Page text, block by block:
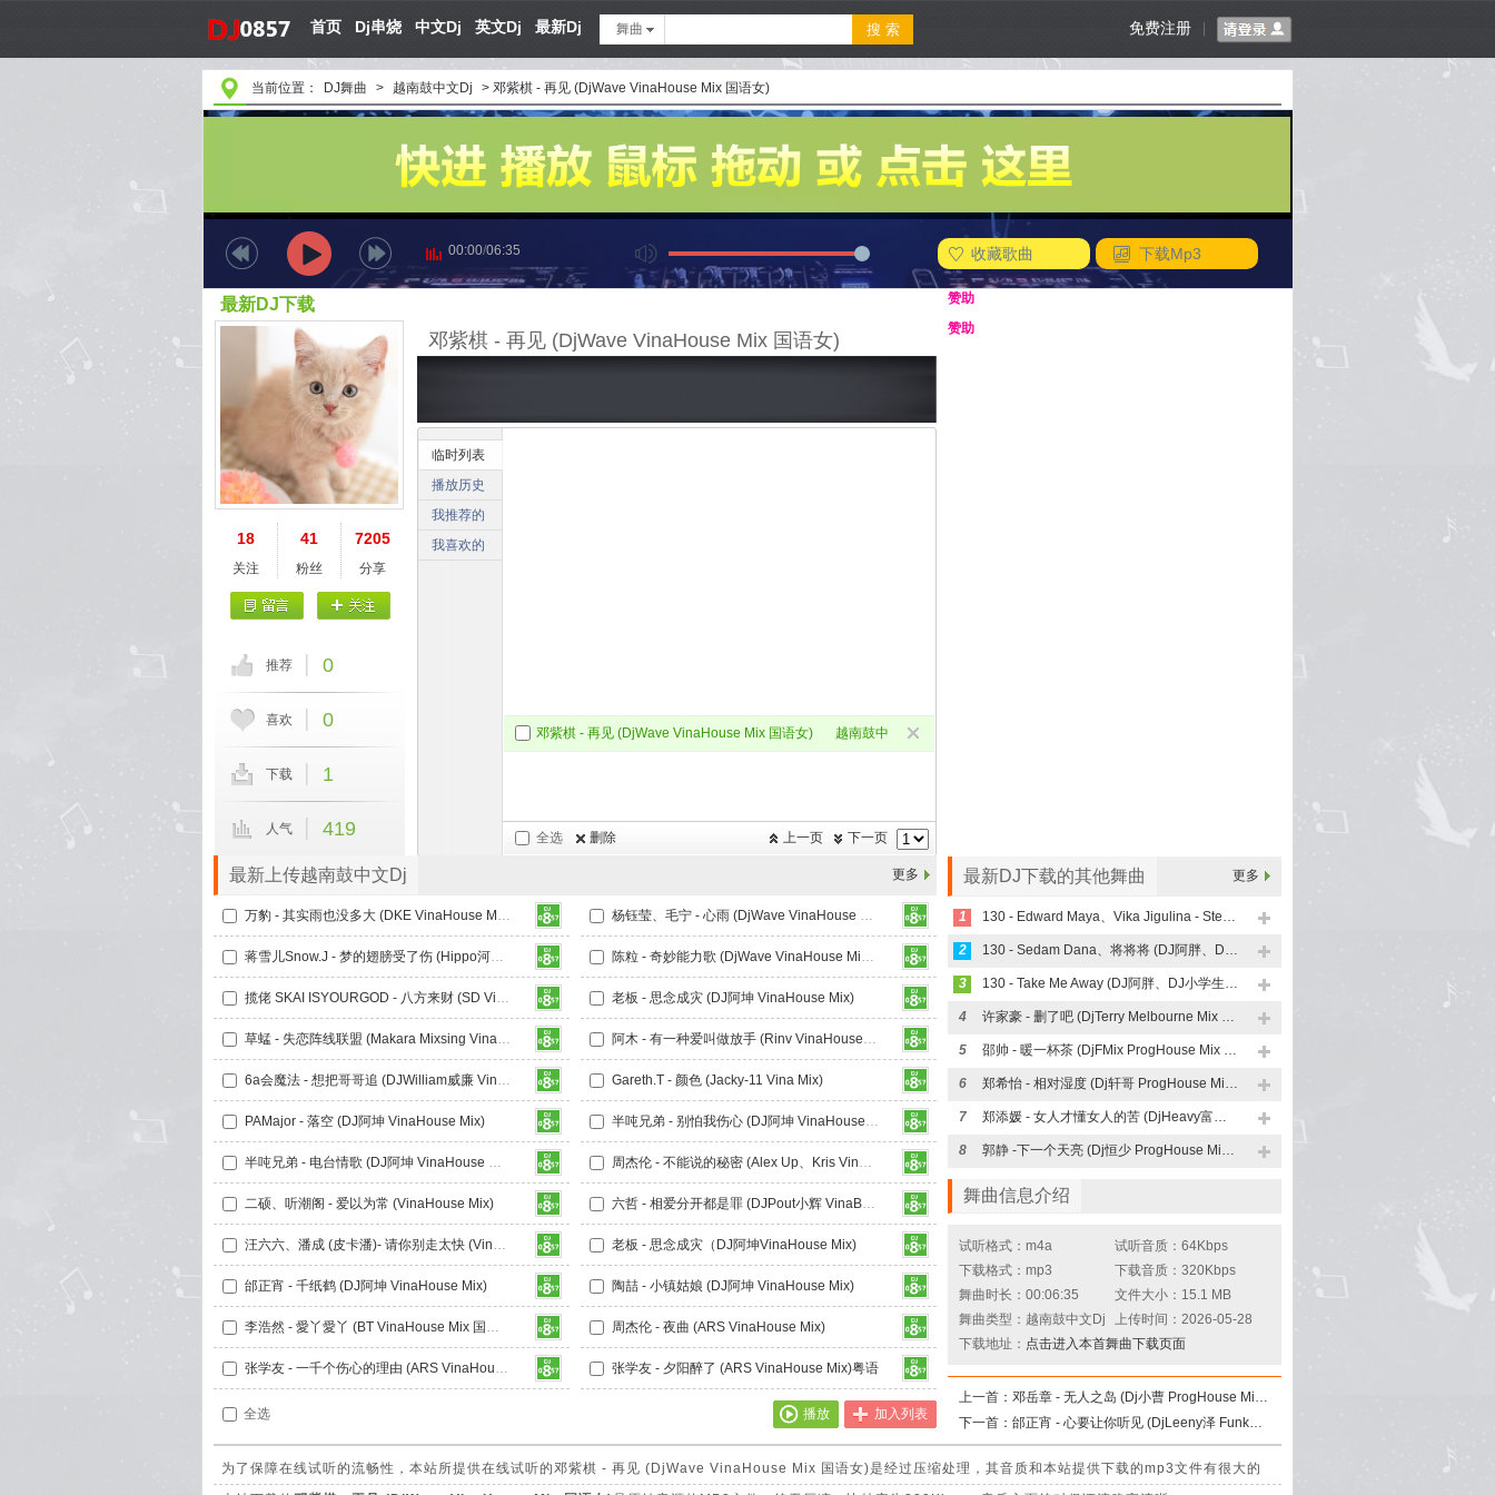
首页 Dj串烧 中文Dj 英文Dj 最新Dj 舞曲 免费注册
当前位置： DJ舞曲 > 越南鼓中文Dj > 邓紫棋 - 再见 (DjWave VinaHouse Mix 国语女)
下载Mp3
收藏歌曲
00:00/06:35
邓紫棋 - 再见 (DjWave VinaHouse Mix 国语女)
临时列表
播放历史
我推荐的
我喜欢的
邓紫棋 - 再见 (DjWave VinaHouse Mix 国语女)
越南鼓中
全选 删除 下一页
上一页
最新DJ下载
18
关注
41
粉丝
7205
分享
推荐 0
喜欢 0
下载 1
人气 419
赞助
赞助
最新上传越南鼓中文Dj 更多
万豹 - 其实雨也没多大 (DKE VinaHouse Mix国语男) 杨钰莹、毛宁 - 心雨 (DjWave VinaHouse Mix 国语合唱)
蒋雪儿Snow.J - 梦的翅膀受了伤 (Hippo河马 VinaHouse Mix 国语女) 陈粒 - 奇妙能力歌 (DjWave VinaHouse Mix 国语女)
揽佬 SKAI ISYOURGOD - 八方来财 (SD VinaHouse Mix) 老板 - 思念成灾 (DJ阿坤 VinaHouse Mix)
草蜢 - 失恋阵线联盟 (Makara Mixsing VinaHouse Mix) 阿木 - 有一种爱叫做放手 (Rinv VinaHouse Mix)
6a会魔法 - 想把哥哥追 (DJWilliam威廉 VinaHouse Mix) Gareth.T - 颜色 (Jacky-11 Vina Mix)
PAMajor - 落空 (DJ阿坤 VinaHouse Mix) 半吨兄弟 - 别怕我伤心 (DJ阿坤 VinaHouse Mix)
半吨兄弟 - 电台情歌 (DJ阿坤 VinaHouse Mix) 周杰伦 - 不能说的秘密 (Alex Up、Kris VinaHouse Mix国语男)
二硕、听潮阁 - 爱以为常 (VinaHouse Mix) 六哲 - 相爱分开都是罪 (DJPout小辉 VinaBounce Mix)
汪六六、潘成 (皮卡潘)- 请你别走太快 (VinaHouse Mix) 老板 - 思念成灾（DJ阿坤VinaHouse Mix)
邰正宵 - 千纸鹤 (DJ阿坤 VinaHouse Mix) 陶喆 - 小镇姑娘 (DJ阿坤 VinaHouse Mix)
李浩然 - 愛丫愛丫 (BT VinaHouse Mix 国语男) 周杰伦 - 夜曲 (ARS VinaHouse Mix)
张学友 - 一千个伤心的理由 (ARS VinaHouse Mix) 张学友 - 夕阳醉了 (ARS VinaHouse Mix)粤语
全选 加入列表
播放
最新DJ下载的其他舞曲 更多
1 130 - Edward Maya、Vika Jigulina - Stereo Love (DJ阿胖、DJ小学生 FunkyHouse Mix Q鼓)
2 130 - Sedam Dana、将将将 (DJ阿胖、DJ小学生 FunkyHouse Mix V2 Q鼓)
3 130 - Take Me Away (DJ阿胖、DJ小学生 FunkyHouse Mix)Q鼓
4 许家豪 - 删了吧 (DjTerry Melbourne Mix 国语男)
5 邵帅 - 暖一杯茶 (DjFMix ProgHouse Mix 国语男)
6 郑希怡 - 相对湿度 (Dj轩哥 ProgHouse Mix 粤语女)
7 郑添媛 - 女人才懂女人的苦 (DjHeavy富富 Disco Rmx 2026)
8 郭静 -下一个天亮 (Dj恒少 ProgHouse Mix 国语女)
舞曲信息介绍
试听格式：m4a
试听音质：64Kbps
下载格式：mp3
下载音质：320Kbps
舞曲时长：00:06:35
文件大小：15.1 MB
舞曲类型：越南鼓中文Dj
上传时间：2026-05-28
下载地址： 点击进入本首舞曲下载页面
上一首：
邓岳章 - 无人之岛 (Dj小曹 ProgHouse Mix 国语男)
下一首：
邰正宵 - 心要让你听见 (DjLeeny泽 FunkyHouse Mix 国语男)Q鼓
为了保障在线试听的流畅性，本站所提供在线试听的邓紫棋 - 再见 (DjWave VinaHouse Mix 国语女)是经过压缩处理，其音质和本站提供下载的mp3文件有很大的